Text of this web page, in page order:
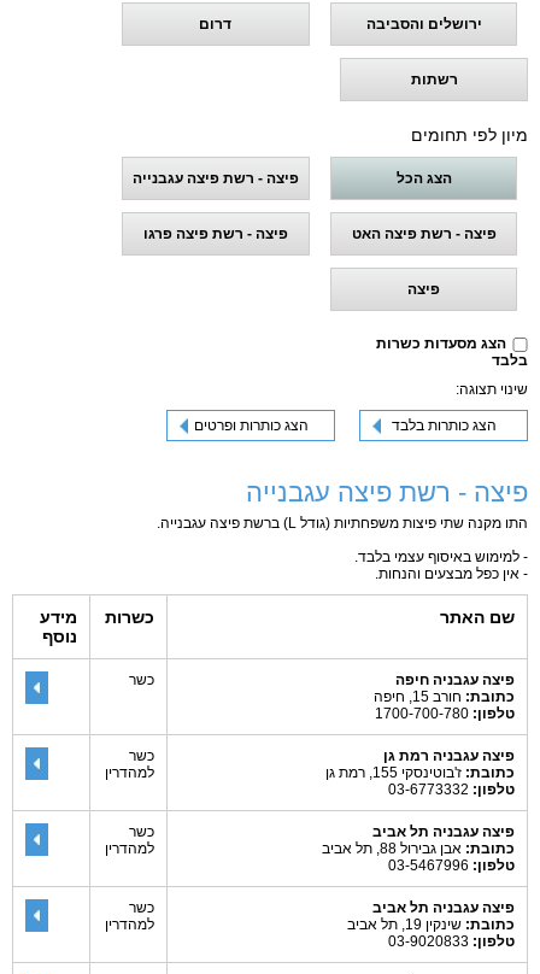
ירושלים והסביבה דרום
רשתות
מיון לפי תחומים
הצג הכל פיצה - רשת פיצה עגבנייה
פיצה - רשת פיצה האט פיצה - רשת פיצה פרגו
פיצה
הצג מסעדות כשרות
בלבד
שינוי תצוגה:
הצג כותרות בלבד הצג כותרות ופרטים
פיצה - רשת פיצה עגבנייה
התו מקנה שתי פיצות משפחתיות (גודל L) ברשת פיצה עגבנייה.
- למימוש באיסוף עצמי בלבד.
- אין כפל מבצעים והנחות.
שם האתר כשרות
מידע
נוסף
פיצה עגבניה חיפה
כתובת: חורב 15, חיפה
טלפון:
כשר
פיצה עגבניה רמת גן
כתובת: ז'בוטינסקי 155, רמת גן
טלפון:
כשר
למהדרין
פיצה עגבניה תל אביב
כתובת: אבן גבירול 88, תל אביב
טלפון:
כשר
למהדרין
פיצה עגבניה תל אביב
כתובת: שינקין 19, תל אביב
טלפון:
כשר
למהדרין